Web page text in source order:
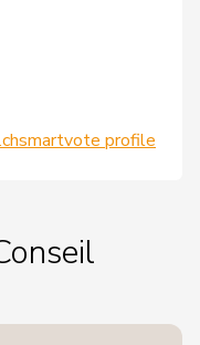
smartvote profile